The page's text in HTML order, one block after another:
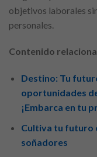
objetivos laborales
personales.
Contenido
Destino: Tu
oportunidades
¡Embarca en tu
Cultiva tu futuro
soñadores